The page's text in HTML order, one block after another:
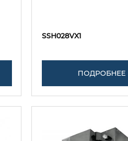
SSH028VX1
ПОДРОБНЕЕ